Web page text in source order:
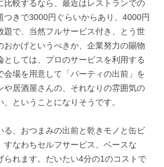
比較するなら、最近はレストランでの
つきで3000円ぐらいからあり、4000円
題で、当然フルサービス付き、とう世
おかげというべきか、企業努力の賜物
としては、プロのサービスを利用する
会場を用意して「パーティの出前」を
や居酒屋さんの、それなりの雰囲気の
ということになりそうです。
る、おつまみの出前と乾きモノと缶ビ
すなわちセルフサービス、ベースな
られます。だいたい4分の1のコストで